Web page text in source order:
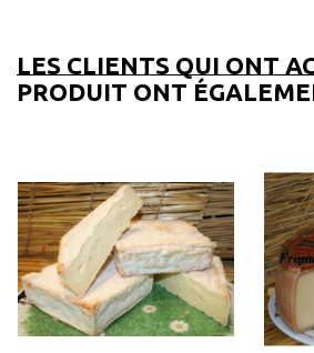
LES CLIENTS QUI ONT
PRODUIT ONT